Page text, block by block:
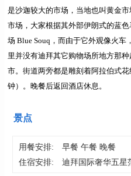
是沙迦较大的市场，当地也叫黄金
市场，大家根据其外部伊朗式的蓝
场 Blue Souq，而由于它外观像火车
里并没有迪拜其它购物场所地方那
市。街道两旁都是雕刻着阿拉伯式
钟）。晚餐后返回酒店休息。
景点
用餐安排:
早餐 午餐 晚餐
住宿安排:
迪拜国际奢华五星